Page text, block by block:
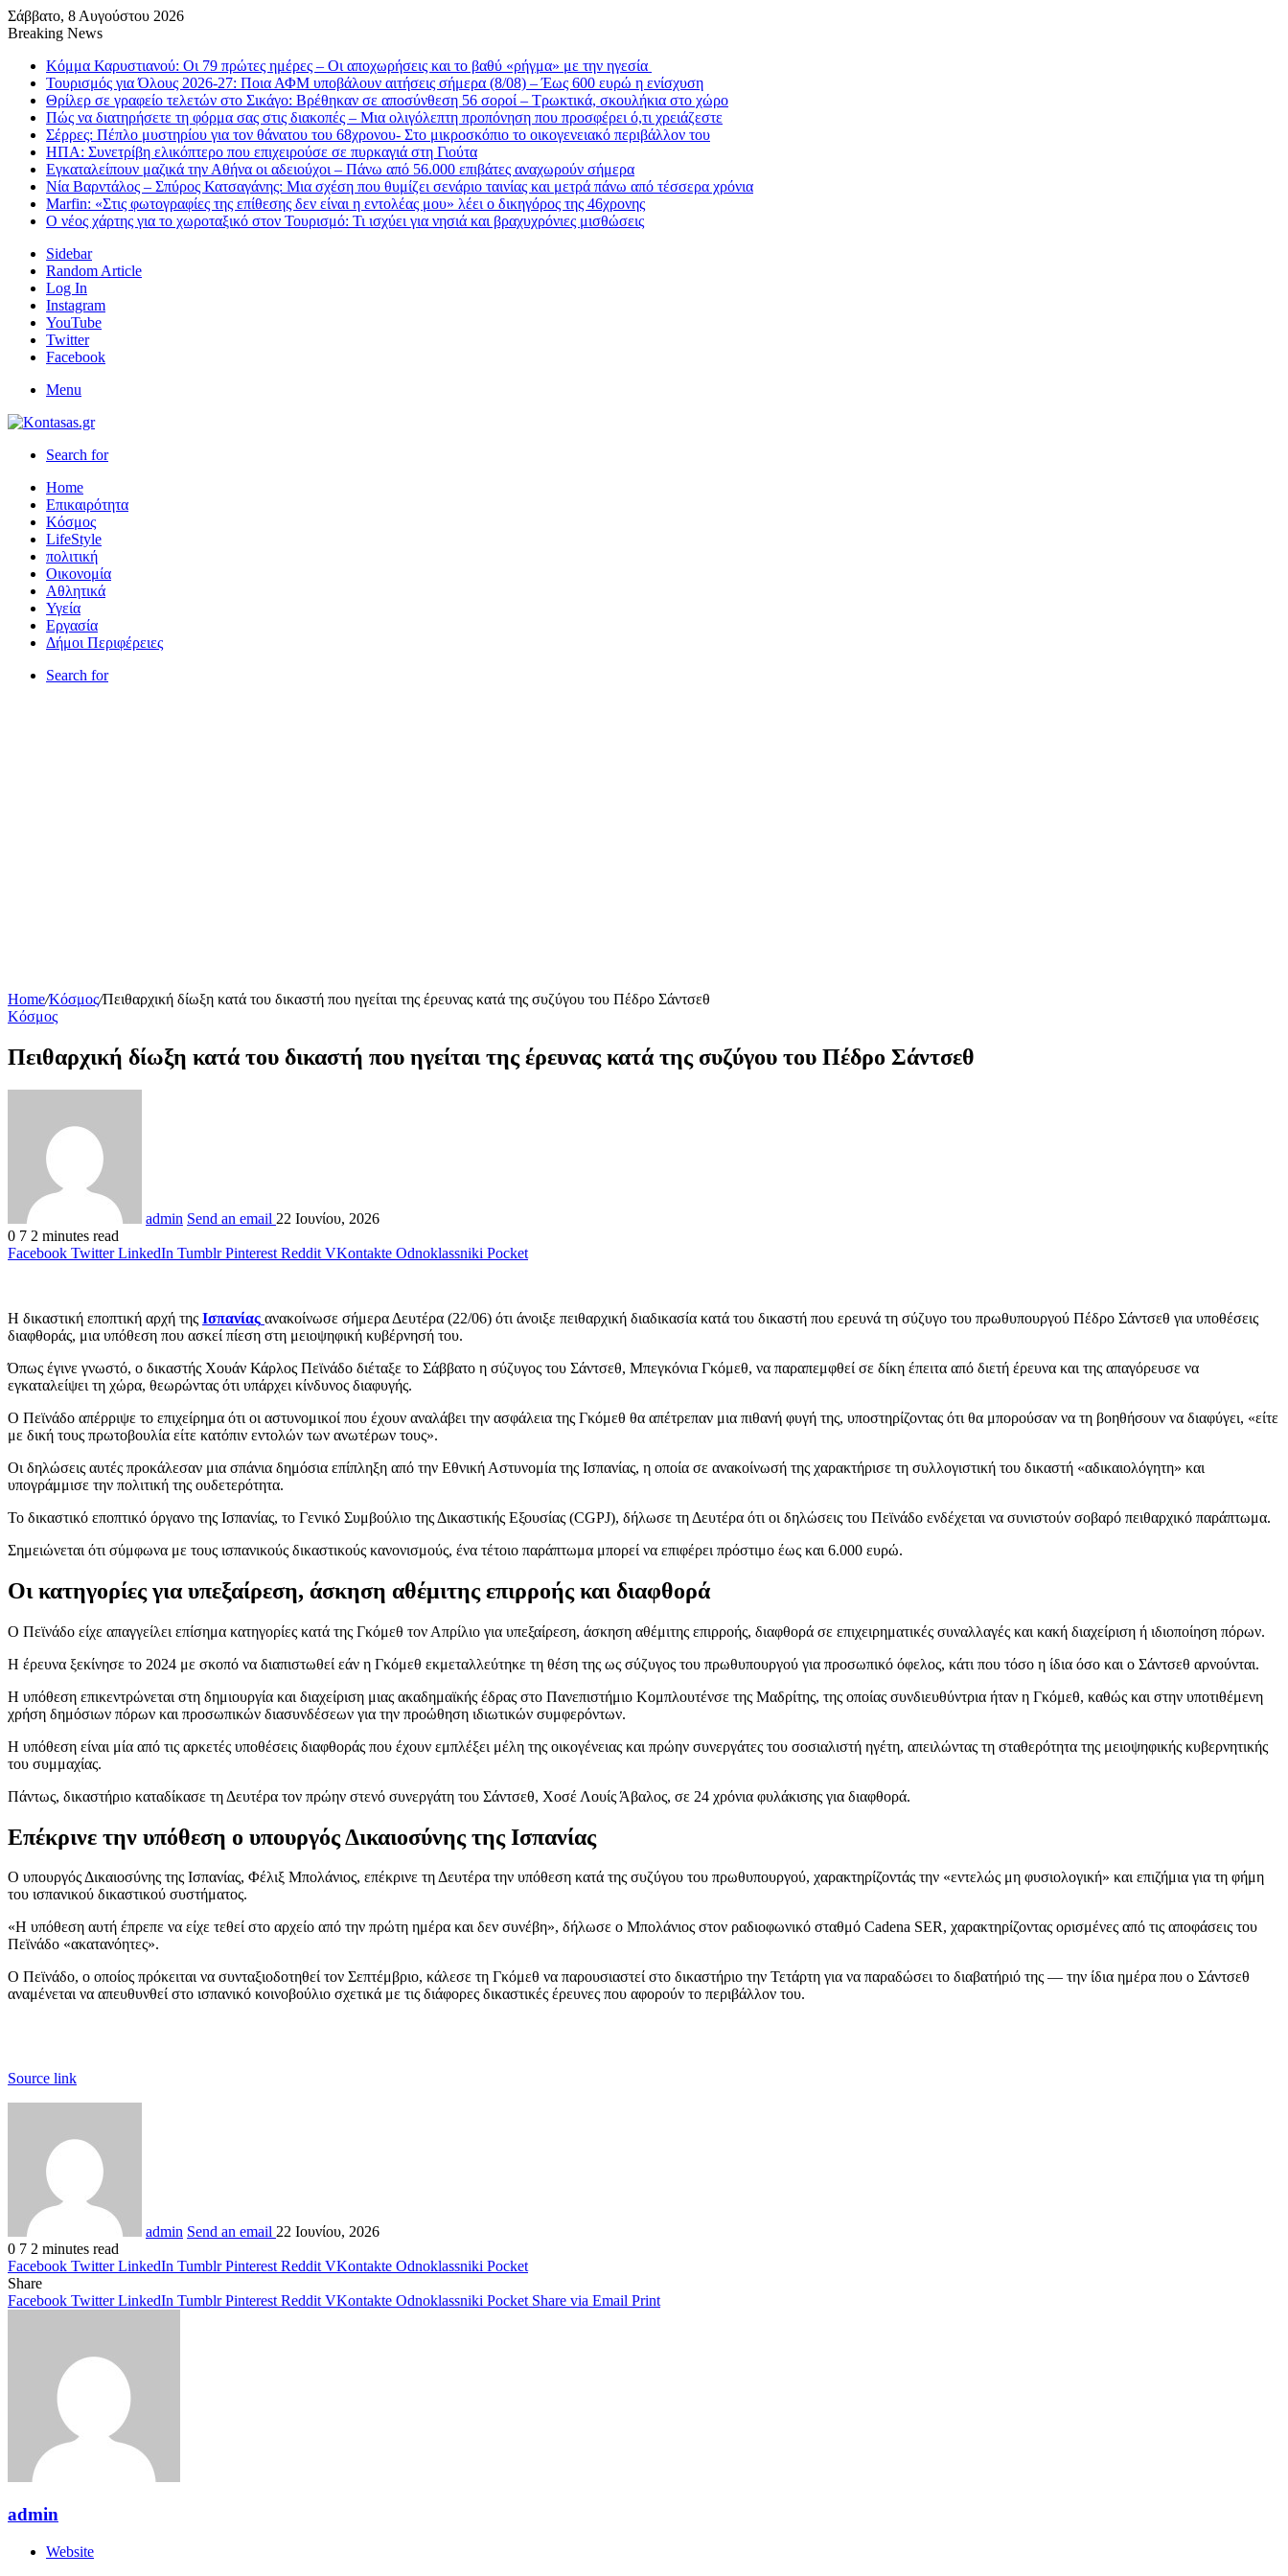
Σάββατο, 8 Αυγούστου 2026
Breaking News
Κόμμα Καρυστιανού: Οι 79 πρώτες ημέρες – Οι αποχωρήσεις και το βαθύ «ρήγμα» με την ηγεσία
Τουρισμός για Όλους 2026-27: Ποια ΑΦΜ υποβάλουν αιτήσεις σήμερα (8/08) – Έως 600 ευρώ η ενίσχυση
Θρίλερ σε γραφείο τελετών στο Σικάγο: Βρέθηκαν σε αποσύνθεση 56 σοροί – Τρωκτικά, σκουλήκια στο χώρο
Πώς να διατηρήσετε τη φόρμα σας στις διακοπές – Μια ολιγόλεπτη προπόνηση που προσφέρει ό,τι χρειάζεστε
Σέρρες: Πέπλο μυστηρίου για τον θάνατου του 68χρονου- Στο μικροσκόπιο το οικογενειακό περιβάλλον του
ΗΠΑ: Συνετρίβη ελικόπτερο που επιχειρούσε σε πυρκαγιά στη Γιούτα
Εγκαταλείπουν μαζικά την Αθήνα οι αδειούχοι – Πάνω από 56.000 επιβάτες αναχωρούν σήμερα
Νία Βαρντάλος – Σπύρος Κατσαγάνης: Μια σχέση που θυμίζει σενάριο ταινίας και μετρά πάνω από τέσσερα χρόνια
Marfin: «Στις φωτογραφίες της επίθεσης δεν είναι η εντολέας μου» λέει ο δικηγόρος της 46χρονης
Ο νέος χάρτης για το χωροταξικό στον Τουρισμό: Τι ισχύει για νησιά και βραχυχρόνιες μισθώσεις
Sidebar
Random Article
Log In
Instagram
YouTube
Twitter
Facebook
Menu
Search for
Home
Επικαιρότητα
Κόσμος
LifeStyle
πολιτική
Οικονομία
Αθλητικά
Υγεία
Εργασία
Δήμοι Περιφέρειες
Search for
Home/Κόσμος/Πειθαρχική δίωξη κατά του δικαστή που ηγείται της έρευνας κατά της συζύγου του Πέδρο Σάντσεθ
Κόσμος
Πειθαρχική δίωξη κατά του δικαστή που ηγείται της έρευνας κατά της συζύγου του Πέδρο Σάντσεθ
admin Send an email 22 Ιουνίου, 2026
0 7 2 minutes read
Facebook Twitter LinkedIn Tumblr Pinterest Reddit VKontakte Odnoklassniki Pocket
Η δικαστική εποπτική αρχή της Ισπανίας ανακοίνωσε σήμερα Δευτέρα (22/06) ότι άνοιξε πειθαρχική διαδικασία κατά του δικαστή που ερευνά τη σύζυγο του πρωθυπουργού Πέδρο Σάντσεθ για υποθέσεις
διαφθοράς, μια υπόθεση που ασκεί πίεση στη μειοψηφική κυβέρνησή του.
Όπως έγινε γνωστό, ο δικαστής Χουάν Κάρλος Πεϊνάδο διέταξε το Σάββατο η σύζυγος του Σάντσεθ, Μπεγκόνια Γκόμεθ, να παραπεμφθεί σε δίκη έπειτα από διετή έρευνα και της απαγόρευσε να
εγκαταλείψει τη χώρα, θεωρώντας ότι υπάρχει κίνδυνος διαφυγής.
Ο Πεϊνάδο απέρριψε το επιχείρημα ότι οι αστυνομικοί που έχουν αναλάβει την ασφάλεια της Γκόμεθ θα απέτρεπαν μια πιθανή φυγή της, υποστηρίζοντας ότι θα μπορούσαν να τη βοηθήσουν να διαφύγει, «είτε
με δική τους πρωτοβουλία είτε κατόπιν εντολών των ανωτέρων τους».
Οι δηλώσεις αυτές προκάλεσαν μια σπάνια δημόσια επίπληξη από την Εθνική Αστυνομία της Ισπανίας, η οποία σε ανακοίνωσή της χαρακτήρισε τη συλλογιστική του δικαστή «αδικαιολόγητη» και
υπογράμμισε την πολιτική της ουδετερότητα.
Το δικαστικό εποπτικό όργανο της Ισπανίας, το Γενικό Συμβούλιο της Δικαστικής Εξουσίας (CGPJ), δήλωσε τη Δευτέρα ότι οι δηλώσεις του Πεϊνάδο ενδέχεται να συνιστούν σοβαρό πειθαρχικό παράπτωμα.
Σημειώνεται ότι σύμφωνα με τους ισπανικούς δικαστικούς κανονισμούς, ένα τέτοιο παράπτωμα μπορεί να επιφέρει πρόστιμο έως και 6.000 ευρώ.
Οι κατηγορίες για υπεξαίρεση, άσκηση αθέμιτης επιρροής και διαφθορά
Ο Πεϊνάδο είχε απαγγείλει επίσημα κατηγορίες κατά της Γκόμεθ τον Απρίλιο για υπεξαίρεση, άσκηση αθέμιτης επιρροής, διαφθορά σε επιχειρηματικές συναλλαγές και κακή διαχείριση ή ιδιοποίηση πόρων.
Η έρευνα ξεκίνησε το 2024 με σκοπό να διαπιστωθεί εάν η Γκόμεθ εκμεταλλεύτηκε τη θέση της ως σύζυγος του πρωθυπουργού για προσωπικό όφελος, κάτι που τόσο η ίδια όσο και ο Σάντσεθ αρνούνται.
Η υπόθεση επικεντρώνεται στη δημιουργία και διαχείριση μιας ακαδημαϊκής έδρας στο Πανεπιστήμιο Κομπλουτένσε της Μαδρίτης, της οποίας συνδιευθύντρια ήταν η Γκόμεθ, καθώς και στην υποτιθέμενη
χρήση δημόσιων πόρων και προσωπικών διασυνδέσεων για την προώθηση ιδιωτικών συμφερόντων.
Η υπόθεση είναι μία από τις αρκετές υποθέσεις διαφθοράς που έχουν εμπλέξει μέλη της οικογένειας και πρώην συνεργάτες του σοσιαλιστή ηγέτη, απειλώντας τη σταθερότητα της μειοψηφικής κυβερνητικής
του συμμαχίας.
Πάντως, δικαστήριο καταδίκασε τη Δευτέρα τον πρώην στενό συνεργάτη του Σάντσεθ, Χοσέ Λουίς Άβαλος, σε 24 χρόνια φυλάκισης για διαφθορά.
Επέκρινε την υπόθεση ο υπουργός Δικαιοσύνης της Ισπανίας
Ο υπουργός Δικαιοσύνης της Ισπανίας, Φέλιξ Μπολάνιος, επέκρινε τη Δευτέρα την υπόθεση κατά της συζύγου του πρωθυπουργού, χαρακτηρίζοντάς την «εντελώς μη φυσιολογική» και επιζήμια για τη φήμη
του ισπανικού δικαστικού συστήματος.
«Η υπόθεση αυτή έπρεπε να είχε τεθεί στο αρχείο από την πρώτη ημέρα και δεν συνέβη», δήλωσε ο Μπολάνιος στον ραδιοφωνικό σταθμό Cadena SER, χαρακτηρίζοντας ορισμένες από τις αποφάσεις του
Πεϊνάδο «ακατανόητες».
Ο Πεϊνάδο, ο οποίος πρόκειται να συνταξιοδοτηθεί τον Σεπτέμβριο, κάλεσε τη Γκόμεθ να παρουσιαστεί στο δικαστήριο την Τετάρτη για να παραδώσει το διαβατήριό της — την ίδια ημέρα που ο Σάντσεθ
αναμένεται να απευθυνθεί στο ισπανικό κοινοβούλιο σχετικά με τις διάφορες δικαστικές έρευνες που αφορούν το περιβάλλον του.
Source link
admin Send an email 22 Ιουνίου, 2026
0 7 2 minutes read
Facebook Twitter LinkedIn Tumblr Pinterest Reddit VKontakte Odnoklassniki Pocket
Share
Facebook Twitter LinkedIn Tumblr Pinterest Reddit VKontakte Odnoklassniki Pocket Share via Email Print
admin
Website